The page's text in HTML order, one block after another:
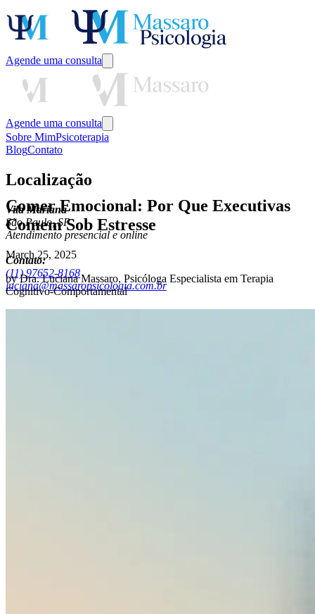
Agende uma consulta
Agende uma consulta
Sobre MimPsicoterapia
BlogContato
Localização
Vila Mariana
São Paulo, SP
Atendimento presencial e online
Contato:
(11) 97652-8168
luciana@massaropsicologia.com.br
Comer Emocional: Por Que Executivas
Comem Sob Estresse
March 25, 2025
byDra. Luciana Massaro, Psicóloga Especialista em Terapia
Cognitivo-Comportamental